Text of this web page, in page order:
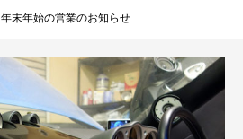
年末年始の営業のお知らせ